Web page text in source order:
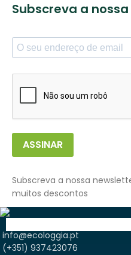
Subscreva a
ASSINAR
Subscreva a nossa
muitos descontos
info@ecologgia.pt
(+351) 937423076